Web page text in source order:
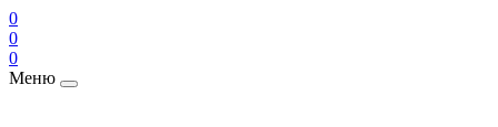
0
0
0
Меню